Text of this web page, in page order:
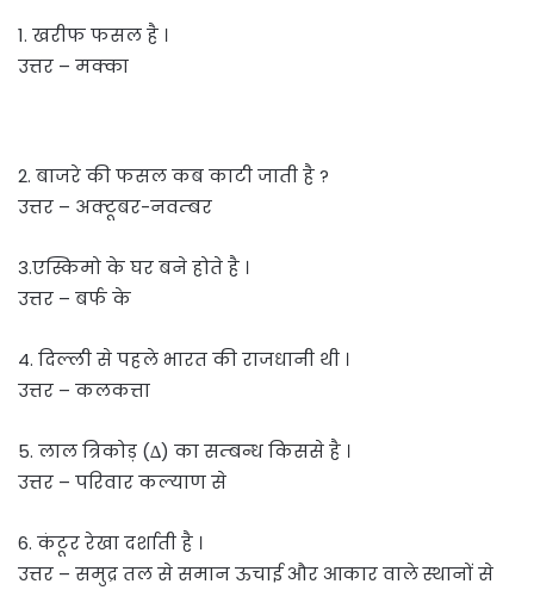
1. खरीफ फसल है ।
उत्तर – मक्का
2. बाजरे की फसल कब काटी जाती है ?
उत्तर – अक्टूबर-नवम्बर
3.एस्किमो के घर बने होते है ।
उत्तर – बर्फ के
4. दिल्ली से पहले भारत की राजधानी थी ।
उत्तर – कलकत्ता
5. लाल त्रिकोड़ (∆) का सम्बन्ध किससे है ।
उत्तर – परिवार कल्याण से
6. कंटूर रेखा दर्शाती है ।
उत्तर – समुद्र तल से समान ऊचाई और आकार वाले स्थानों से